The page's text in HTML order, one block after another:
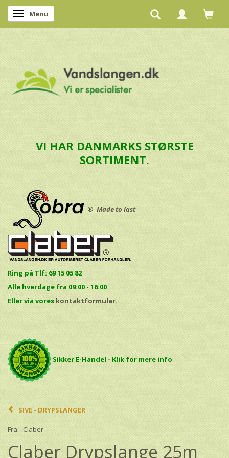
Skifte navigation
Menu
VI HAR DANMARKS STØRSTE
SORTIMENT.
® Made to last
Ring på Tlf: 69 15 05 82
Alle hverdage fra 09:00 - 16:00
Eller via vores kontaktformular.
Sikker E-Handel - Klik for mere info
SIVE - DRYPSLANGER
Fra: Claber
Claber Drypslange 25m